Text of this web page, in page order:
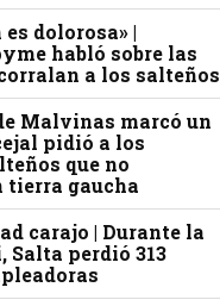
dolorosa» |
habló sobre las
a los salteños
Malvinas marcó un
pidió a los
que no
tierra gaucha
carajo | Durante la
perdió 313